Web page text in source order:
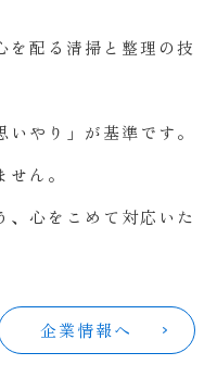
を配る清掃と整理の技
やり」が基準です。
ん。
、心をこめて対応いた
企業情報へ